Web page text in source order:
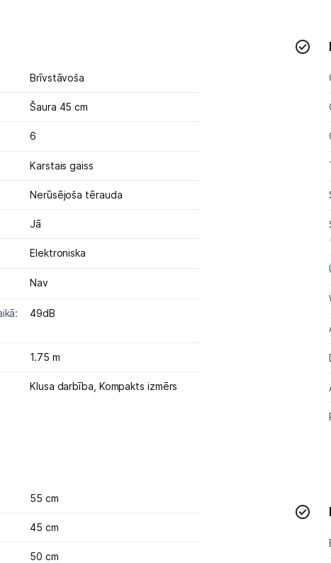
Ražotāju atjaunota tehnika
Brīvstāvoša
Šaura 45 cm
6
Karstais gaiss
Nerūsējoša tērauda
Jā
Elektroniska
Nav
49dB
1.75 m
Klusa darbība, Kompakts izmērs
55 cm
45 cm
50 cm